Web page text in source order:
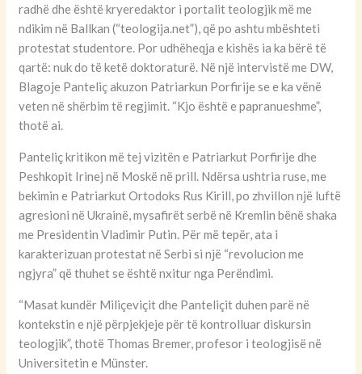
radhë dhe është kryeredaktor i portalit teologjik më me
ndikim në Ballkan (“teologija.net”), që po ashtu mbështeti
protestat studentore. Por udhëheqja e kishës ia ka bërë të
qartë: nuk do të ketë doktoraturë. Në një intervistë me DW,
Blagoje Panteliç akuzon Patriarkun Porfirije se e ka vënë
veten në shërbim të regjimit. “Kjo është e papranueshme”,
thotë ai.
Panteliç kritikon më tej vizitën e Patriarkut Porfirije dhe
Peshkopit Irinej në Moskë në prill. Ndërsa ushtria ruse, me
bekimin e Patriarkut Ortodoks Rus Kirill, po zhvillon një luftë
agresioni në Ukrainë, mysafirët serbë në Kremlin bënë shaka
me Presidentin Vladimir Putin. Për më tepër, ata i
karakterizuan protestat në Serbi si një “revolucion me
ngjyra” që thuhet se është nxitur nga Perëndimi.
“Masat kundër Miliçeviçit dhe Panteliçit duhen parë në
kontekstin e një përpjekjeje për të kontrolluar diskursin
teologjik”, thotë Thomas Bremer, profesor i teologjisë në
Universitetin e Münster.